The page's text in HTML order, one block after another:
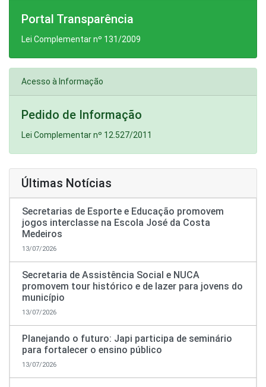
Portal Transparência
Lei Complementar nº 131/2009
Acesso à Informação
Pedido de Informação
Lei Complementar nº 12.527/2011
Últimas Notícias
Secretarias de Esporte e Educação promovem
jogos interclasse na Escola José da Costa
Medeiros
13/07/2026
Secretaria de Assistência Social e NUCA
promovem tour histórico e de lazer para jovens do
município
13/07/2026
Planejando o futuro: Japi participa de seminário
para fortalecer o ensino público
13/07/2026